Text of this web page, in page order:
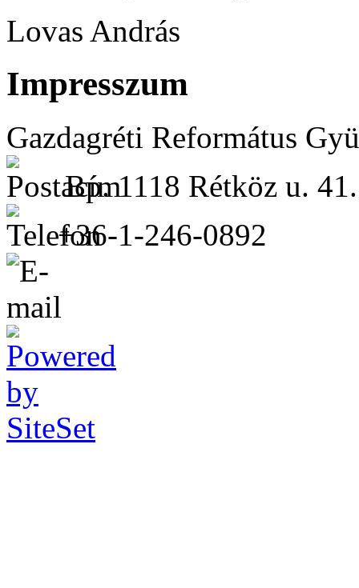
Lovas András
Impresszum
Gazdagréti Református
Bp. 1118 Rétköz u. 41.
+36-1-246-0892